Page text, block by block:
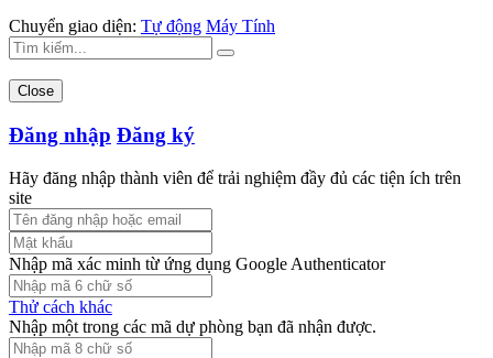
Chuyển giao diện: Tự động Máy Tính
Close
Đăng nhập Đăng ký
Hãy đăng nhập thành viên để trải nghiệm đầy đủ các tiện ích trên
site
Nhập mã xác minh từ ứng dụng Google Authenticator
Thử cách khác
Nhập một trong các mã dự phòng bạn đã nhận được.